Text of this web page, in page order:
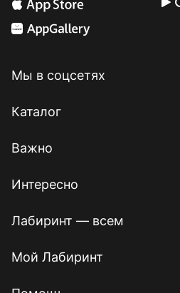
Мы в соцсетях
Каталог
Важно
Интересно
Лабиринт — всем
Мой Лабиринт